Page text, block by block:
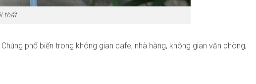
thất.
phổ biến trong không gian cafe, nhà hàng, không gian văn phòng,